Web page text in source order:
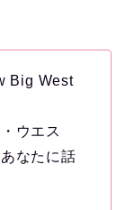
Big West
ウエス
なたに話